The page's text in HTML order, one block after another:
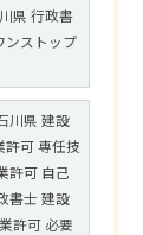
県 行政書
ンストップ
川県 建設
許可 専任技
許可 自己
書士 建設
許可 必要